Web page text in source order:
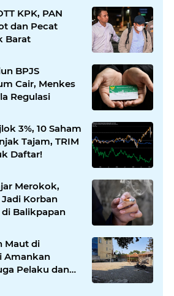
KPK, PAN
dan Pecat
Barat
BPJS
Cair, Menkes
Regulasi
3%, 10 Saham
Tajam, TRIM
Daftar!
Merokok,
Jadi Korban
Balikpapan
Maut di
Amankan
Pelaku dan
Mengejutkan di